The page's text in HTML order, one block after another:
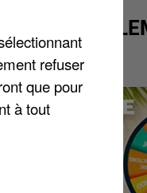
GAGNER
refuser
que pour
à tout